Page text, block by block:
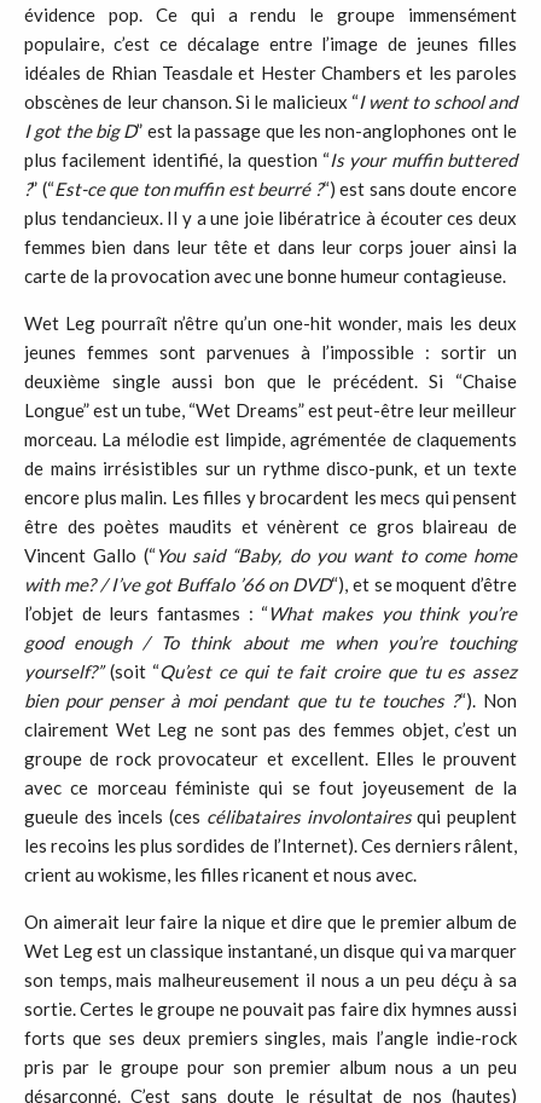
évidence pop. Ce qui a rendu le groupe immensément
populaire, c’est ce décalage entre l’image de jeunes filles
idéales de Rhian Teasdale et Hester Chambers et les paroles
obscènes de leur chanson. Si le malicieux “I went to school and
I got the big D” est la passage que les non-anglophones ont le
plus facilement identifié, la question “Is your muffin buttered
?” (“Est-ce que ton muffin est beurré ?“) est sans doute encore
plus tendancieux. Il y a une joie libératrice à écouter ces deux
femmes bien dans leur tête et dans leur corps jouer ainsi la
carte de la provocation avec une bonne humeur contagieuse.
Wet Leg pourraît n’être qu’un one-hit wonder, mais les deux
jeunes femmes sont parvenues à l’impossible : sortir un
deuxième single aussi bon que le précédent. Si “Chaise
Longue” est un tube, “Wet Dreams” est peut-être leur meilleur
morceau. La mélodie est limpide, agrémentée de claquements
de mains irrésistibles sur un rythme disco-punk, et un texte
encore plus malin. Les filles y brocardent les mecs qui pensent
être des poètes maudits et vénèrent ce gros blaireau de
Vincent Gallo (“You said “Baby, do you want to come home
with me? / I’ve got Buffalo ’66 on DVD“), et se moquent d’être
l’objet de leurs fantasmes : “What makes you think you’re
good enough / To think about me when you’re touching
yourself?”(soit “Qu’est ce qui te fait croire que tu es assez
bien pour penser à moi pendant que tu te touches ?“). Non
clairement Wet Leg ne sont pas des femmes objet, c’est un
groupe de rock provocateur et excellent. Elles le prouvent
avec ce morceau féministe qui se fout joyeusement de la
gueule des incels (ces célibataires involontairesqui peuplent
les recoins les plus sordides de l’Internet). Ces derniers râlent,
crient au wokisme, les filles ricanent et nous avec.
On aimerait leur faire la nique et dire que le premier album de
Wet Leg est un classique instantané, un disque qui va marquer
son temps, mais malheureusement il nous a un peu déçu à sa
sortie. Certes le groupe ne pouvait pas faire dix hymnes aussi
forts que ses deux premiers singles, mais l’angle indie-rock
pris par le groupe pour son premier album nous a un peu
désarçonné. C’est sans doute le résultat de nos (hautes)